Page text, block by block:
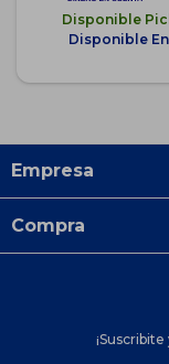
Disponible
Disponible
Empresa
Compra